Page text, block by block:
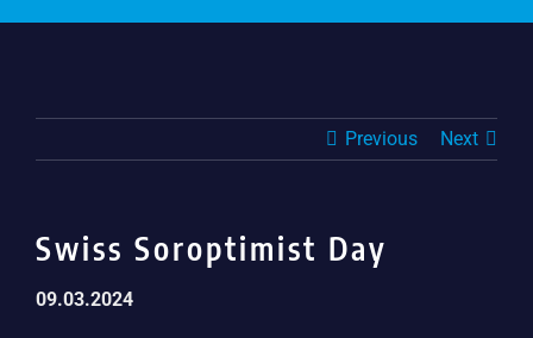
Previous Next
Swiss Soroptimist Day
09.03.2024